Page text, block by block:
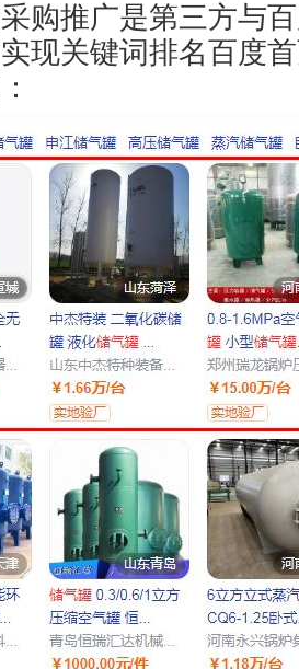
购推广是第三方与
现关键词排名百度